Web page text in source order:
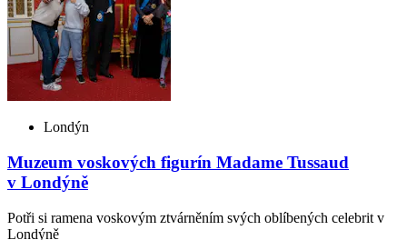
Londýn
Muzeum voskových figurín Madame Tussaud
v Londýně
Potři si ramena voskovým ztvárněním svých oblíbených celebrit v
Londýně